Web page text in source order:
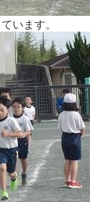
います。